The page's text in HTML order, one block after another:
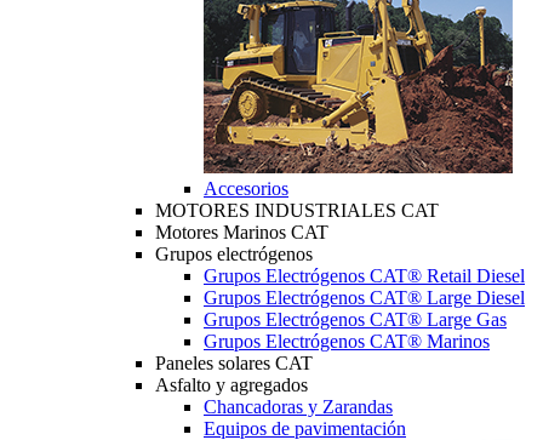
Accesorios
MOTORES INDUSTRIALES CAT
Motores Marinos CAT
Grupos electrógenos
Grupos Electrógenos CAT® Retail Diesel
Grupos Electrógenos CAT® Large Diesel
Grupos Electrógenos CAT® Large Gas
Grupos Electrógenos CAT® Marinos
Paneles solares CAT
Asfalto y agregados
Chancadoras y Zarandas
Equipos de pavimentación